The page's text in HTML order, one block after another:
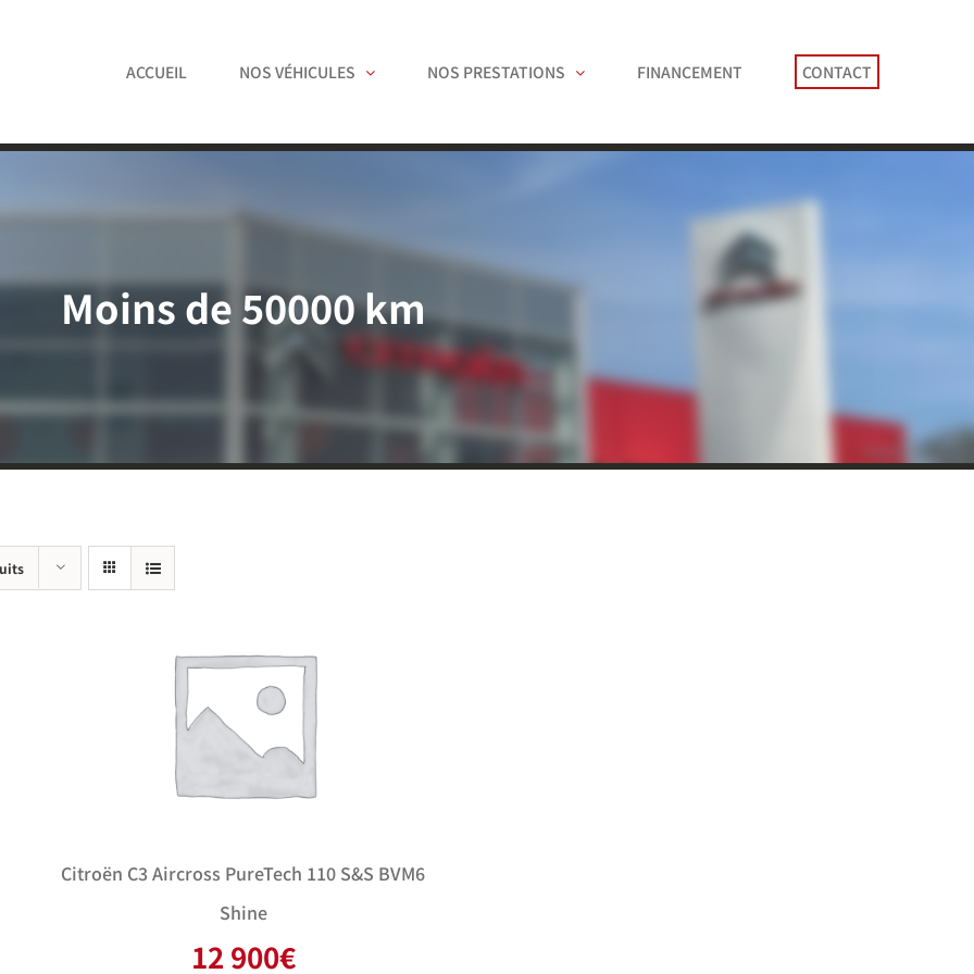
ACCUEIL NOS VÉHICULES NOS PRESTATIONS FINANCEMENT CONTACT
Moins de 50000 km
Citroën C3 Aircross PureTech 110 S&S BVM6
Shine
12 900€